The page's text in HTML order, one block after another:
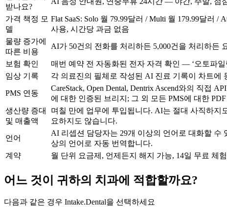
받나요?
가격 책정 모
델
Flat SaaS: Solo 월 79.99달러 / Multi 월 179.99달러
사용, 시간당 과금 없음
물량 증가에
따른 비용
AI가 50건의 전화를 처리하든 5,000건을 처리하든
보험 확인 매번 예약 전 자동화된 전자 자격 확인 — ‘오토파일
임상 기록
각 의료진의 필체로 작성된 AI 진료 기록이 차트에
PMS 연동
CareStack, Open Dental, Dentrix Ascend와의 직접
에 대한 인증된 브리지; 그 외 모든 PMS에 대한
생산량 증대
및 매출액
며칠 만에 업무에 투입됩니다. AI는 절대 사직하지
요하지도 않습니다.
언어
AI 리셉션 담당자는 29개 이상의 언어로 대화할 수
상의 언어로 자동 번역합니다.
계약 월 단위 요금제, 언제든지 해지 가능, 14일 무료 체험
어느 것이 귀하의 치과에 적합할까요?
다음과 같은 경우 Intake.Dental을 선택하세요